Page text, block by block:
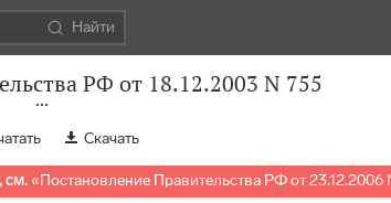
Найти
РФ от 18.12.2003 N 755
Скачать
см. «Постановление Правительства РФ от 23.12.2006